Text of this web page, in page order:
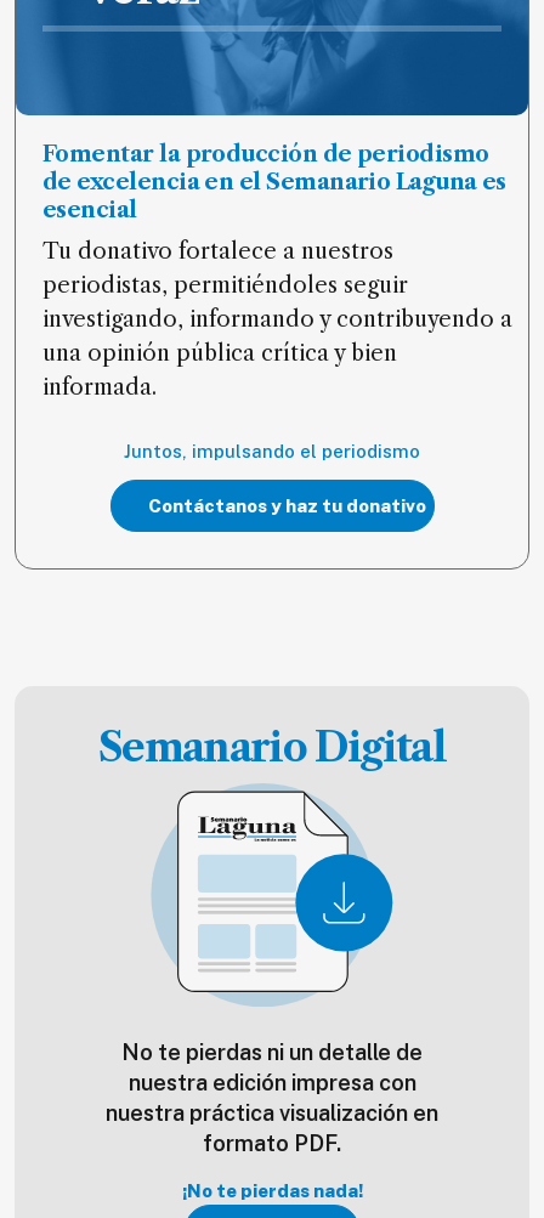
Fomentar la producción de periodismo
de excelencia en el Semanario Laguna es
esencial
Tu donativo fortalece a nuestros
periodistas, permitiéndoles seguir
investigando, informando y contribuyendo a
una opinión pública crítica y bien
informada.
Juntos, impulsando el periodismo
Contáctanos y haz tu donativo
Semanario Digital
No te pierdas ni un detalle de
nuestra edición impresa con
nuestra práctica visualización en
formato PDF.
¡No te pierdas nada!